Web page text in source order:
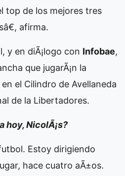
top de los mejores tres
afirma.
y en diÃ¡logo con Infobae,
que jugarÃ¡n la
en el Cilindro de Avellaneda
de la Libertadores.
hoy, NicolÃ¡s?
Estoy dirigiendo
hace cuatro aÃ±os.